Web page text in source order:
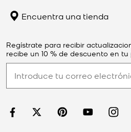
Encuentra una tienda
Regístrate para recibir
recibe un 10 % de descuento en tu